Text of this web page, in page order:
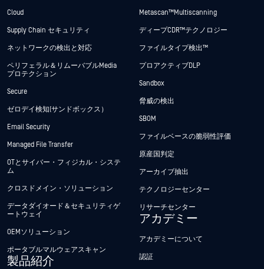
Cloud
Supply Chain セキュリティ
ネットワークの検出と対応
ペリフェラル＆リムーバブルMedia
プロテクション
Secure
ゼロデイ検知(サンドボックス）
Email Security
Managed File Transfer
OTとサイバー・フィジカル・システ
ム
クロスドメイン・ソリューション
データダイオード＆セキュリティゲ
ートウェイ
OEMソリューション
ポータブルマルウェアスキャン
製品紹介
Metascan™ Multiscanning
ディープCDR™テクノロジー
ファイルタイプ検出™
プロアクティブDLP
Sandbox
脅威の検出
SBOM
ファイルベースの脆弱性評価
原産国判定
アーカイブ抽出
テクノロジーセンター
リサーチセンター
アカデミー
アカデミーについて
認証